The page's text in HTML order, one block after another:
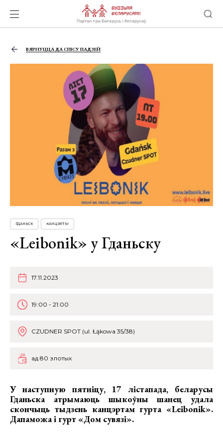
ВЯРНУЦЦА ДА СПІСУ ПАДЗЕЙ
ГДАНЬСК КАНЦЭРТЫ
«Leibonik» у Гданьску
17.11.2023
19:00 - 21:00
CZUDNER SPOT (ul. Łąkowa 35/38)
ад 80 злотых
У наступную пятніцу, 17 лістапада, беларусы
Гданьска атрымаюць шыкоўны шанец удала
скончыць тыдзень канцэртам гурта «Leibonik».
Дапаможа і гурт «Дом сувязі».